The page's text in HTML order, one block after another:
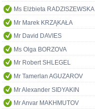
Ms Elżbieta RADZISZEWSKA
Mr Marek KRZĄKAŁA
Mr David DAVIES
Ms Olga BORZOVA
Mr Robert SHLEGEL
Mr Tamerlan AGUZAROV
Mr Alexander SIDYAKIN
Mr Anvar MAKHMUTOV